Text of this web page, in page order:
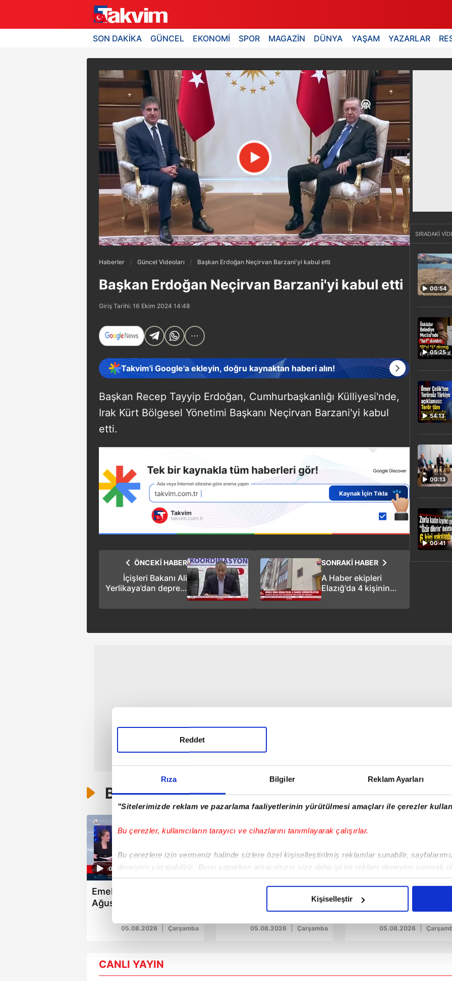
Rıza Bilgiler Reklam Ayarları
"Sitelerimizde reklam ve pazarlama faaliyetlerinin yürütülmesi amaçları ile çerezler
Bu çerezler, kullanıcıların tarayıcı ve cihazlarını tanımlayarak çalışırlar.
Bu çerezlere izin vermeniz halinde sizlere özel kişiselleştirilmiş reklamlar sunabilir,
deneyimi yaşatabiliriz. Bunu yaparken amacımızın size daha iyi bir reklam deneyimi sunmak
içerikleri sunabilmek adına elimizden gelen çabayı gösterdiğimizi ve bu noktada, reklamların
amacıyla kullanılmaktadır. Diğer çerezler, sitemizin daha işlevsel kılınması ve
reklam/pazarlama faaliyetlerinin yapılması, amaçlarıyla sınırlı olarak açık rızanız dahilinde
Reddet
Kişiselleştir
SON DAKİKA GÜNCEL EKONOMİ SPOR MAGAZİN DÜNYA YAŞAM YAZARLAR
Haberler Güncel Videoları Başkan Erdoğan Neçirvan Barzani'yi kabul etti
Başkan Erdoğan Neçirvan Barzani'yi kabul etti
Giriş Tarihi: 16 Ekim 2024 14:48
Takvim'i Google'a ekleyin, doğru kaynaktan haberi alın!
Başkan Recep Tayyip Erdoğan, Cumhurbaşkanlığı Külliyesi'nde,
Irak Kürt Bölgesel Yönetimi Başkanı Neçirvan Barzani'yi kabul
etti.
SONRAKİ HABER
A Haber ekipleri
Elazığ'da 4 kişinin
görüntüledi
ÖNCEKİ HABER
İçişleri Bakanı Ali
Yerlikaya’dan deprem
Depremden 187 kişi
SIRADAKİ
00:54
05:25
54:13
00:13
00:41
Bunlar da Var
01:55
Emekli zam farkları 7
Ağustos'ta hesaplarda
05.08.2026 Çarşamba
00:53
Manisa Kula'da acı kaza:
Hasan Köroğlu hayatını
05.08.2026 Çarşamba
00:40
Diyarbakır'da iş yerinde
silahlı saldırı: O anlar
güvenlik kamerasında
05.08.2026
CANLI YAYIN